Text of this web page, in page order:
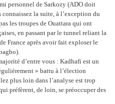
personnel de Sarkozy (ADO doit
la suite, à l’exception du
les troupes de Ouattara qui ont
en passant par le tunnel reliant la
France après avoir fait exploser le
d’entre vous : Kadhafi est un
» battu à l’élection
plus loin dans l’analyse est trop
préfèrent, de loin, se préoccuper des